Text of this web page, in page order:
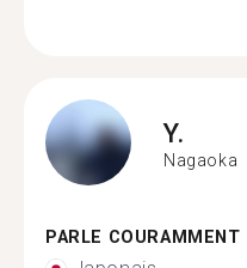
Y.
Nagaoka
PARLE COURAMMENT